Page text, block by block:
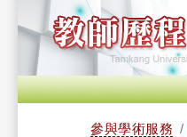
參與學術服務